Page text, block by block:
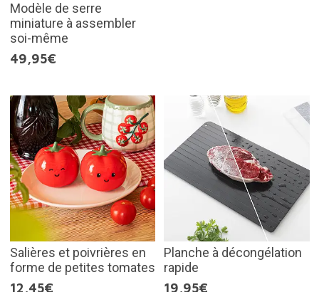
Modèle de serre
miniature à assembler
soi-même
49,95€
Salières et poivrières en
forme de petites tomates
12,45€
Planche à décongélation
rapide
19,95€